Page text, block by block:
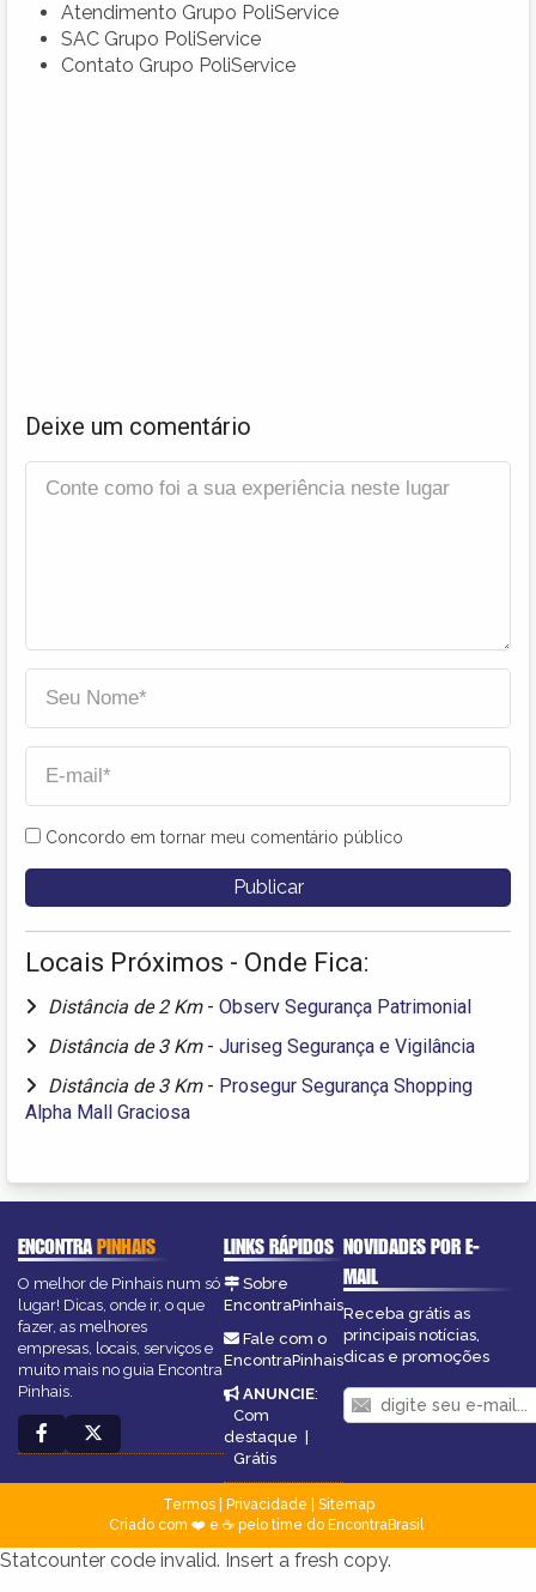
Atendimento Grupo PoliService
SAC Grupo PoliService
Contato Grupo PoliService
Deixe um comentário
Concordo em tornar meu comentário público
Locais Próximos - Onde Fica:
Distância de 2 Km - Observ Segurança Patrimonial
Distância de 3 Km - Juriseg Segurança e Vigilância
Distância de 3 Km - Prosegur Segurança Shopping
Alpha Mall Graciosa
ENCONTRAPINHAIS
O melhor de Pinhais num só
lugar! Dicas, onde ir, o que
fazer, as melhores
empresas, locais, serviços e
muito mais no guia Encontra
Pinhais.
LINKS RÁPIDOS
Sobre
EncontraPinhais
Fale com o
EncontraPinhais
ANUNCIE:
Com
destaque
Grátis
NOVIDADES POR E-
MAIL
Receba grátis as
principais notícias,
dicas e promoções
Termos| Privacidade
Sitemap
Criado com ❤️ e ☕ pelo time do EncontraBrasil
Statcounter code invalid. Insert a fresh copy.